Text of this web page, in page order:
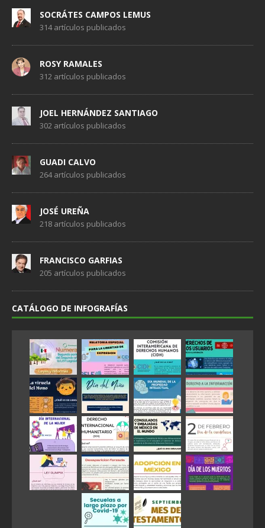
SOCRÁTES CAMPOS LEMUS
314 artículos publicados
ROSY RAMALES
312 artículos publicados
JOEL HERNÁNDEZ SANTIAGO
302 artículos publicados
GUADI CALVO
264 artículos publicados
JOSÉ UREÑA
218 artículos publicados
FRANCISCO GARFIAS
205 artículos publicados
CATÁLOGO DE INFOGRAFÍAS